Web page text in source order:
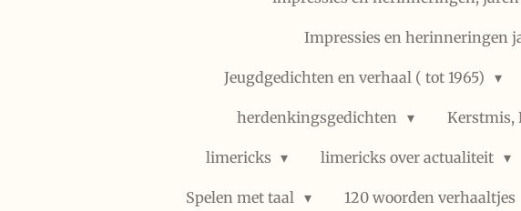
Impressies en herinneringen
Jeugdgedichten en verhaal ( tot 1965)
herdenkingsgedichten Kerstmis,
limericks limericks over actualiteit
Spelen met taal 120 woorden verhaaltjes